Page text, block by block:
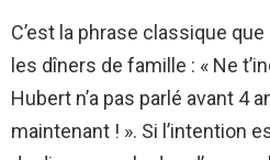
C’est la phrase classique
les dîners de famille : « Ne
Hubert n’a pas parlé avant 4
maintenant ! ». Si l’intention